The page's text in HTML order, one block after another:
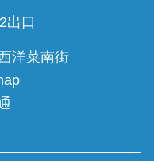
出口
洋菜南街